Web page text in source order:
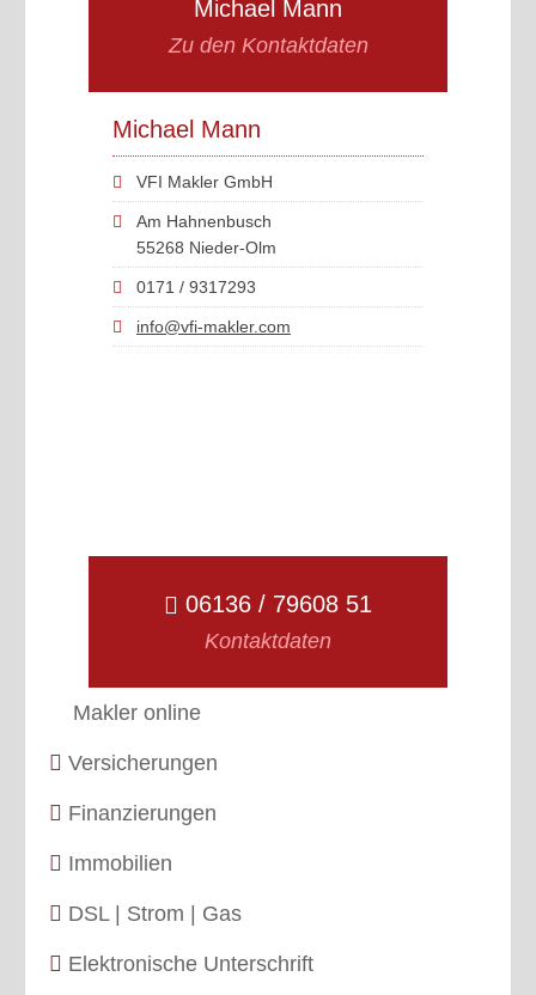
Michael Mann
Zu den Kontaktdaten
Michael Mann
VFI Makler GmbH
Am Hahnenbusch
55268 Nieder-Olm
0171 / 9317293
info@vfi-makler.com
06136 / 79608 51
Kontaktdaten
Makler online
Versicherungen
Finanzierungen
Immobilien
DSL | Strom | Gas
Elektronische Unterschrift